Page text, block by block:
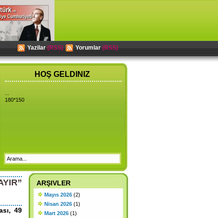
Yazilar(RSS) Yorumlar(RSS)
HOŞ GELDINIZ
180*150
49
ARŞIVLER
Mayıs 2026 (2)
Nisan 2026 (1)
Mart 2026 (1)